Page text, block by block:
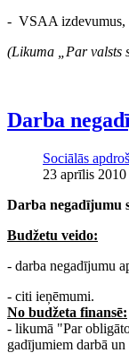
- VSAA izdevumus,
(Likuma „Par valsts
Darba
Sociālās
23 aprīlis 2010
Darba negadījumu
Budžetu veido:
- darba negadījumu
- citi ieņēmumi.
No budžeta finansē:
- likumā "Par
gadījumiem darbā